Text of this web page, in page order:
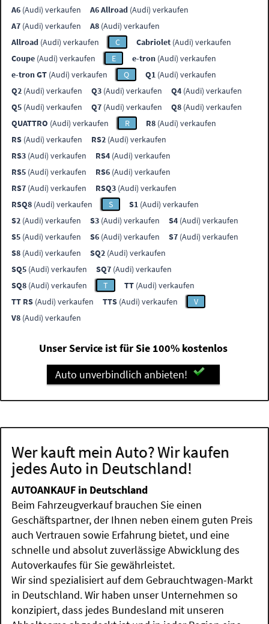
A6 (Audi) verkaufen A6 Allroad (Audi) verkaufen
A7 (Audi) verkaufen A8 (Audi) verkaufen
Allroad (Audi) verkaufen C Cabriolet (Audi) verkaufen
Coupe (Audi) verkaufen E e-tron (Audi) verkaufen
e-tron GT (Audi) verkaufen Q Q1 (Audi) verkaufen
Q2 (Audi) verkaufen Q3 (Audi) verkaufen Q4 (Audi) verkaufen
Q5 (Audi) verkaufen Q7 (Audi) verkaufen Q8 (Audi) verkaufen
QUATTRO (Audi) verkaufen R R8 (Audi) verkaufen
RS (Audi) verkaufen RS2 (Audi) verkaufen
RS3 (Audi) verkaufen RS4 (Audi) verkaufen
RS5 (Audi) verkaufen RS6 (Audi) verkaufen
RS7 (Audi) verkaufen RSQ3 (Audi) verkaufen
RSQ8 (Audi) verkaufen S S1 (Audi) verkaufen
S2 (Audi) verkaufen S3 (Audi) verkaufen S4 (Audi) verkaufen
S5 (Audi) verkaufen S6 (Audi) verkaufen S7 (Audi) verkaufen
S8 (Audi) verkaufen SQ2 (Audi) verkaufen
SQ5 (Audi) verkaufen SQ7 (Audi) verkaufen
SQ8 (Audi) verkaufen T TT (Audi) verkaufen
TT RS (Audi) verkaufen TTS (Audi) verkaufen
V
V8 (Audi) verkaufen
Unser Service ist für Sie 100% kostenlos
Auto unverbindlich anbieten!
Wer kauft mein Auto? Wir kaufen
jedes Auto in Deutschland!
AUTOANKAUF in Deutschland
Beim Fahrzeugverkauf brauchen Sie einen
Geschäftspartner, der Ihnen neben einem guten Preis
auch Vertrauen sowie Erfahrung bietet, und eine
schnelle und absolut zuverlässige Abwicklung des
Autoverkaufes für Sie gewährleistet.
Wir sind spezialisiert auf dem Gebrauchtwagen-Markt
in Deutschland. Wir haben unser Unternehmen so
konzipiert, dass jedes Bundesland mit unseren